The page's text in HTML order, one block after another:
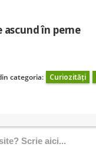
ascund în perne
categoria: Curiozități